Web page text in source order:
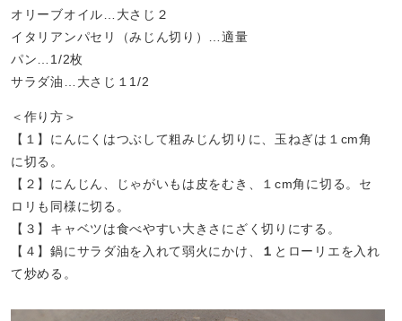
オリーブオイル…大さじ２
イタリアンパセリ（みじん切り）…適量
パン…1/2枚
サラダ油…大さじ１1/2
＜作り方＞
【１】にんにくはつぶして粗みじん切りに、玉ねぎは１cm角
に切る。
【２】にんじん、じゃがいもは皮をむき、１cm角に切る。セ
ロリも同様に切る。
【３】キャベツは食べやすい大きさにざく切りにする。
【４】鍋にサラダ油を入れて弱火にかけ、
１ とローリエを入れ
て炒める。